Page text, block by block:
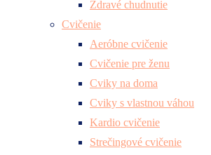
Zdravé chudnutie
Cvičenie
Aeróbne cvičenie
Cvičenie pre ženu
Cviky na doma
Cviky s vlastnou váhou
Kardio cvičenie
Strečingové cvičenie